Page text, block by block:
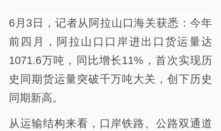
6月3日，记者从阿拉山口海关获悉：今年
前四月，阿拉山口口岸进出口货运量达
1071.6万吨，同比增长11%，首次实现历
史同期货运量突破千万吨大关，创下历史
同期新高。
从运输结构来看，口岸铁路、公路双通道